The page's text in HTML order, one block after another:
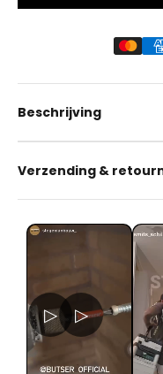
Beschrijving
Verzending &
▷
▷